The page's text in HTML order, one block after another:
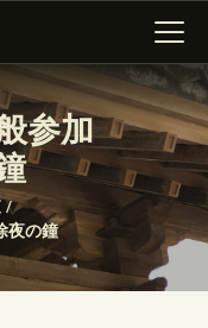
参加
夜の鐘